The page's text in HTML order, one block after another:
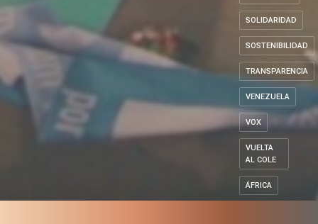
SOLIDARIDAD
SOSTENIBILIDAD
TRANSPARENCIA
VENEZUELA
VOX
VUELTA
AL COLE
ÁFRICA